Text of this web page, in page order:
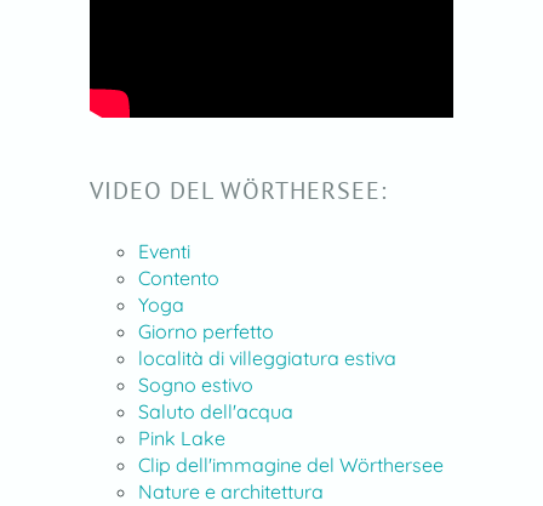
VIDEO DEL WÖRTHERSEE:
Eventi
Contento
Yoga
Giorno perfetto
località di villeggiatura estiva
Sogno estivo
Saluto dell'acqua
Pink Lake
Clip dell'immagine del Wörthersee
Nature e architettura